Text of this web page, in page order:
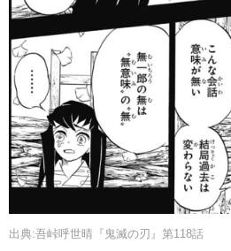
出典:吾峠呼世晴『鬼滅の刃』第118話